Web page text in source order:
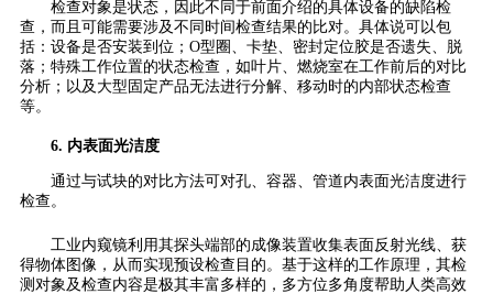
检查对象是状态，因此不同于前面介绍的具体设备的缺陷检
查，而且可能需要涉及不同时间检查结果的比对。具体说可以包
括：设备是否安装到位；O型圈、卡垫、密封定位胶是否遗失、脱
落；特殊工作位置的状态检查，如叶片、燃烧室在工作前后的对比
分析；以及大型固定产品无法进行分解、移动时的内部状态检查
等。
6. 内表面光洁度
通过与试块的对比方法可对孔、容器、管道内表面光洁度进行
检查。
工业内窥镜利用其探头端部的成像装置收集表面反射光线、获
得物体图像，从而实现预设检查目的。基于这样的工作原理，其检
测对象及检查内容是极其丰富多样的，多方位多角度帮助人类高效